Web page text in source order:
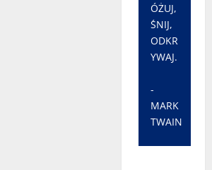
ÓŻUJ,
ŚNIJ,
ODKR
YWAJ.
-
MARK
TWAIN